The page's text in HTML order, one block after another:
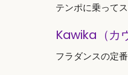
テンポに乗って
Kawika（カ
フラダンスの定